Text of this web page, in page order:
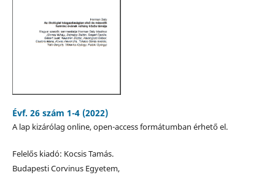
Évf. 26 szám 1-4 (2022)
A lap kizárólag online, open-access formátumban érhető el.
Felelős kiadó: Kocsis Tamás.
Budapesti Corvinus Egyetem,